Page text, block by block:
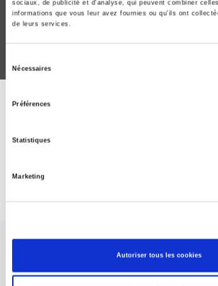
sociaux, de publicité et d'analyse, qui peuvent combiner
informations que vous leur avez fournies ou qu'ils ont
de leurs services.
Nécessaires
Préférences
Statistiques
Marketing
Autoriser tous les cookies
ABONNEZ-VOUS